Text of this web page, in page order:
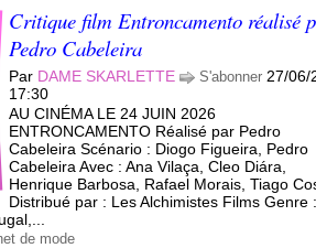
Critique film Entroncamento réalisé
Pedro Cabeleira
Par DAME SKARLETTE S'abonner 27/06/
17:30
AU CINÉMA LE 24 JUIN 2026
ENTRONCAMENTO Réalisé par Pedro
Cabeleira Scénario : Diogo Figueira, Pedro
Cabeleira Avec : Ana Vilaça, Cleo Diára,
Henrique Barbosa, Rafael Morais, Tiago
Distribué par : Les Alchimistes Films Genre
de mode